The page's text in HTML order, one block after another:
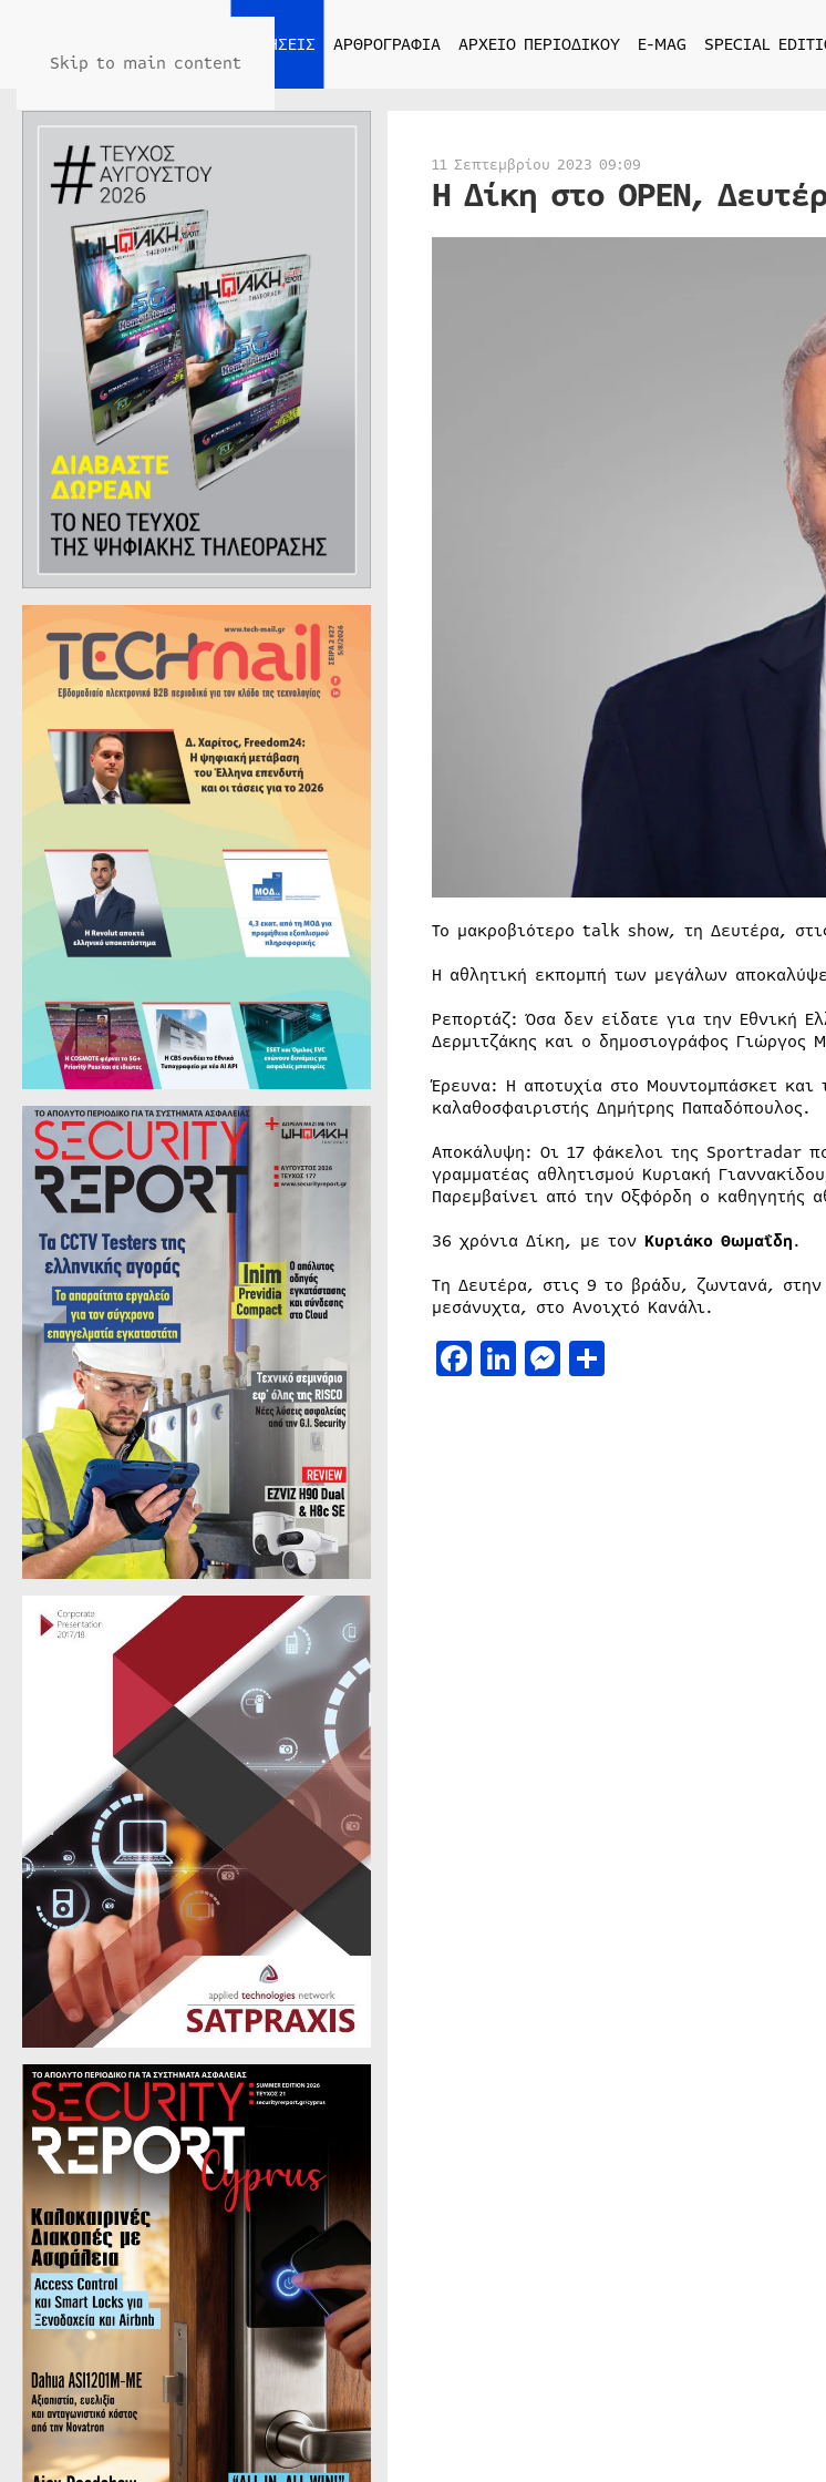
Skip to main content
ΕΙΔΗΣΕΙΣ ΑΡΘΡΟΓΡΑΦΙΑ ΑΡΧΕΙΟ ΠΕΡΙΟΔΙΚΟΥ E-MAG SPECIAL
11 Σεπτεμβρίου 2023 09:09
Η Δίκη στο OPEN,
Το μακροβιότερο talk show, τη Δευτέρα,
Η αθλητική εκπομπή των μεγάλων
Ρεπορτάζ: Όσα δεν είδατε για την Εθνική
Δερμιτζάκης και ο δημοσιογράφος Γιώργος
Έρευνα: Η αποτυχία στο Μουντομπάσκετ
καλαθοσφαιριστής Δημήτρης Παπαδόπουλος.
Αποκάλυψη: Οι 17 φάκελοι της Sportradar
γραμματέας αθλητισμού Κυριακή
Παρεμβαίνει από την Οξφόρδη ο καθηγητής
36 χρόνια Δίκη, με τον Κυριάκο Θωμαΐδη.
Τη Δευτέρα, στις 9 το βράδυ, ζωντανά, στην
μεσάνυχτα, στο Ανοιχτό Κανάλι.
Facebook
LinkedIn
Messenger
Μοιραστείτε